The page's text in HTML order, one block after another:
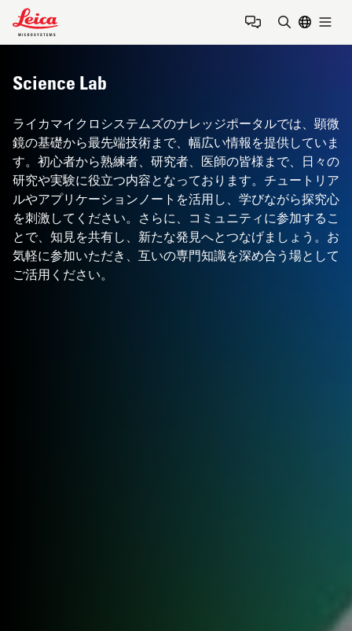
Leica Microsystems Logo
Science Lab
ライカマイクロシステムズのナレッジポータルでは、顕微
鏡の基礎から最先端技術まで、幅広い情報を提供していま
す。初心者から熟練者、研究者、医師の皆様まで、日々の
研究や実験に役立つ内容となっております。チュートリア
ルやアプリケーションノートを活用し、学びながら探究心
を刺激してください。さらに、コミュニティに参加するこ
とで、知見を共有し、新たな発見へとつなげましょう。お
気軽に参加いただき、互いの専門知識を深め合う場として
ご活用ください。